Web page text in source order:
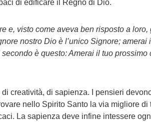
di edificare il Regno di Dio.
visto come aveva ben risposto a loro,
nostro Dio è l’unico Signore;
è questo: Amerai il tuo
creatività, di sapienza. I pensieri
nello Spirito Santo la via migliore
La sapienza deve infine intessere